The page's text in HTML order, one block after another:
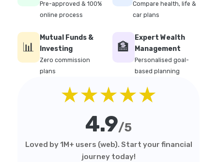
Pre-approved & 100%
online process
Compare health, life &
car plans
📊
Mutual Funds &
Investing
Zero commission
plans
🏦
Expert Wealth
Management
Personalised goal-
based planning
★★★★★
4.9/5
Loved by 1M+ users (web). Start your financial
journey today!